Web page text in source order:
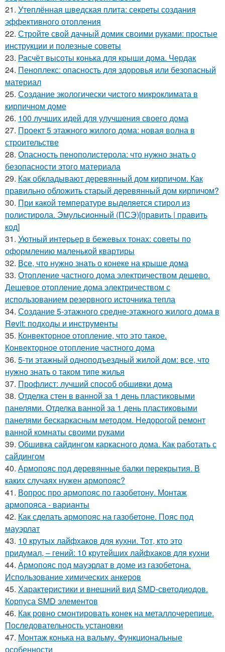
21. Утеплённая шведская плита: секреты создания
эффективного отопления
22. Стройте свой дачный домик своими руками: простые
инструкции и полезные советы
23. Расчёт высоты конька для крыши дома. Чердак
24. Пеноплекс: опасность для здоровья или безопасный
материал
25. Создание экологически чистого микроклимата в
кирпичном доме
26. 100 лучших идей для улучшения своего дома
27. Проект 5 этажного жилого дома: новая волна в
строительстве
28. Опасность пенополистерола: что нужно знать о
безопасности этого материала
29. Как обкладывают деревянный дом кирпичом. Как
правильно обложить старый деревянный дом кирпичом?
30. При какой температуре выделяется стирол из
полистирола. Эмульсионный (ПСЭ)[править | править
код]
31. Уютный интерьер в бежевых тонах: советы по
оформлению маленькой квартиры
32. Все, что нужно знать о конеке на крыше дома
33. Отопление частного дома электричеством дешево.
Дешевое отопление дома электричеством с
использованием резервного источника тепла
34. Создание 5-этажного средне-этажного жилого дома в
Revit: подходы и инструменты
35. Конвекторное отопление, что это такое.
Конвекторное отопление частного дома
36. 5-ти этажный одноподъездный жилой дом: все, что
нужно знать о таком типе жилья
37. Профлист: лучший способ обшивки дома
38. Отделка стен в ванной за 1 день пластиковыми
панелями. Отделка ванной за 1 день пластиковыми
панелями бескаркасным методом. Недорогой ремонт
ванной комнаты своими руками
39. Обшивка сайдингом каркасного дома. Как работать с
сайдингом
40. Армопояс под деревянные балки перекрытия. В
каких случаях нужен армопояс?
41. Вопрос про армопояс по газобетону. Монтаж
армопояса - варианты
42. Как сделать армопояс на газобетоне. Пояс под
мауэрлат
43. 10 крутых лайфхаков для кухни. Тот, кто это
придумал, – гений: 10 крутейших лайфхаков для кухни
44. Армопояс под мауэрлат в доме из газобетона.
Использование химических анкеров
45. Характеристики и внешний вид SMD-светодиодов.
Корпуса SMD элементов
46. Как ровно смонтировать конек на металлочерепице.
Последовательность установки
47. Монтаж конька на вальму. Функциональные
особенности